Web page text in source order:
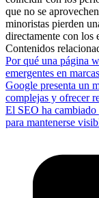
que no se
minoristas pierden
directamente con los
Contenidos
Por qué una página
emergentes en
Google presenta un
complejas y ofrecer
El SEO ha cambiado
para mantenerse